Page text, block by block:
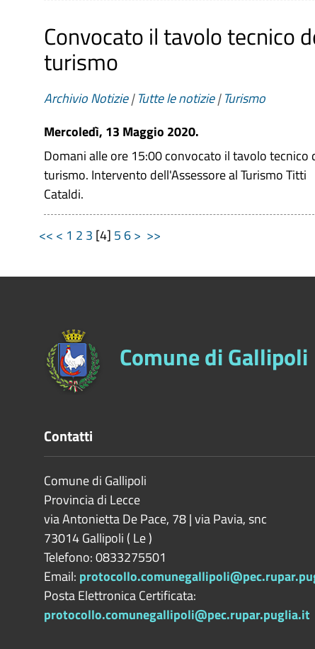
Convocato il tavolo tecnico
turismo
Archivio Notizie|Tutte le notizie|Turismo
Mercoledì, 13 Maggio 2020.
Domani alle ore 15:00 convocato il tavolo tecnico
turismo. Intervento dell'Assessore al Turismo Titti
Cataldi.
<< < 1 2 3 [4] 5 6> >>
Comune di Gallipoli
Contatti
Comune di Gallipoli
Provincia di Lecce
via Antonietta De Pace, 78 | via Pavia, snc
73014Gallipoli ( Le)
Telefono: 0833275501
Email:
Posta Elettronica Certificata:
protocollo.comunegallipoli@pec.rupar.puglia.it